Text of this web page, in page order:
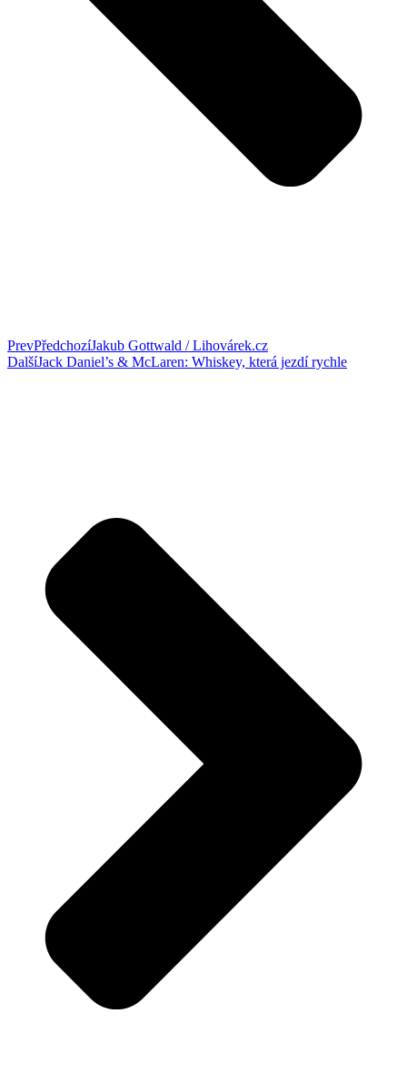
PrevPředchozíJakub Gottwald / Lihovárek.cz
DalšíJack Daniel’s & McLaren: Whiskey, která jezdí rychle